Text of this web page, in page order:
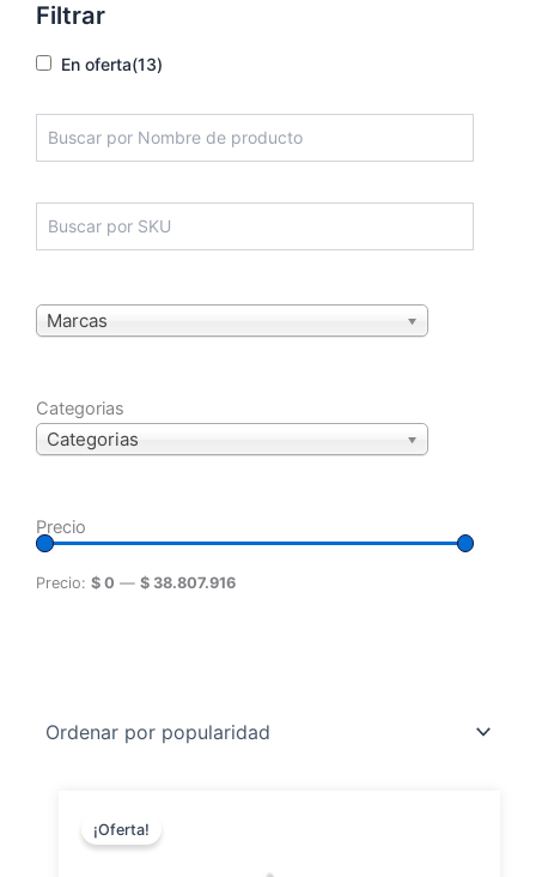
Filtrar
En oferta(13)
Marcas
Categorias
Categorias
Precio
Precio: $ 0 — $ 38.807.916
¡Oferta!